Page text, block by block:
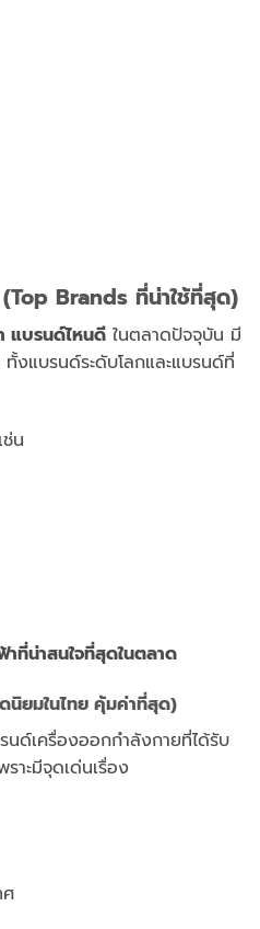
Brands ที่น่าใช้ที่สุด)
แบรนด์ไหนดี ในตลาดปัจจุบัน มี
งแบรนด์ระดับโลกและแบรนด์ที่
น
ที่น่าสนใจที่สุดในตลาด
ยมในไทย คุ้มค่าที่สุด)
นด์เครื่องออกกำลังกายที่ได้รับ
ราะมีจุดเด่นเรื่อง
ศ